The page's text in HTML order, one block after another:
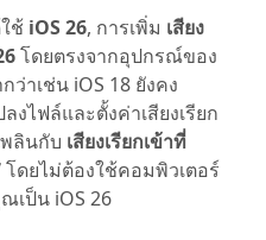
ช้ iOS 26, การเพิ่ม เสียง
โดยตรงจากอุปกรณ์ของ
าเช่น iOS 18 ยังคง
งไฟล์และตั้งค่าเสียงเรียก
พลินกับ เสียงเรียกเข้าที่
โดยไม่ต้องใช้คอมพิวเตอร์
เป็น iOS 26